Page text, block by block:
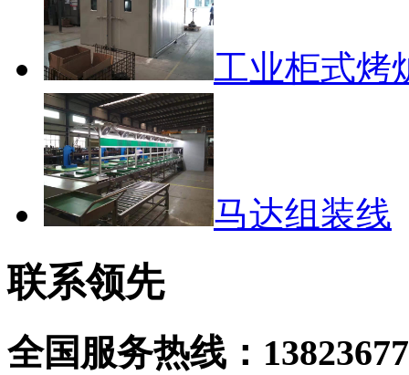
工业柜式烤
马达组装线
联系领先
全国服务热线：